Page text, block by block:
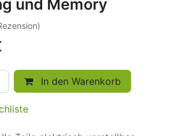
und Memory
In den Warenkorb